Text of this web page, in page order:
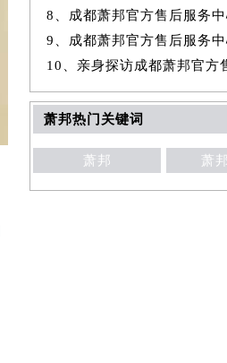
萧邦热门关键词
萧邦 萧